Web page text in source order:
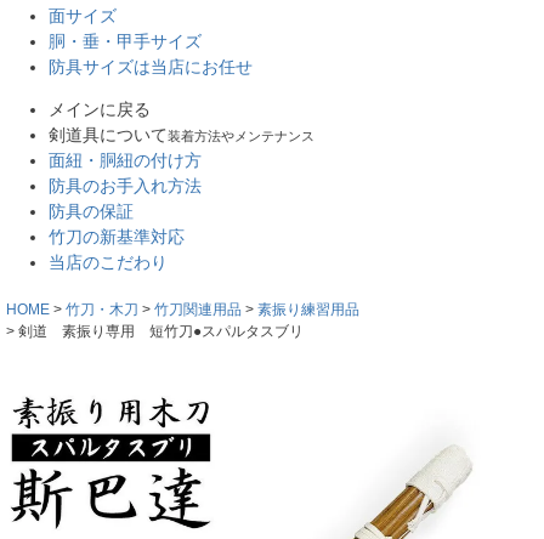
面サイズ
胴・垂・甲手サイズ
防具サイズは当店にお任せ
メインに戻る
剣道具について装着方法やメンテナンス
面紐・胴紐の付け方
防具のお手入れ方法
防具の保証
竹刀の新基準対応
当店のこだわり
HOME 竹刀・木刀 竹刀関連用品
素振り練習用品
剣道 素振り専用 短竹刀●スパルタスブリ